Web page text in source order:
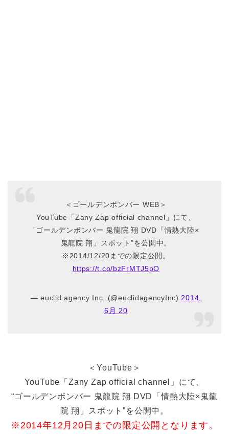
＜ゴールデンボンバー WEB＞
YouTube「Zany Zap official channel」にて、
”ゴールデンボンバー 鬼龍院 翔 DVD「情熱大陸×
鬼龍院 翔」スポット”を公開中。
※2014/12/20までの限定公開。
https://t.co/bzFrMTJ5pO
— euclid agency Inc. (@euclidagencyInc)2014,
6月 20
＜YouTube＞
YouTube「Zany Zap official channel」にて、
“ゴールデンボンバー 鬼龍院 翔 DVD「情熱大陸×鬼龍
院 翔」スポット”を公開中。
※2014年12月20日までの限定公開となります。